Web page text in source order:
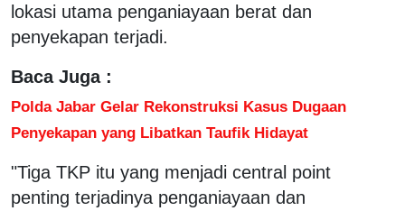
lokasi utama penganiayaan berat dan
penyekapan terjadi.
Baca Juga :
Polda Jabar Gelar Rekonstruksi Kasus Dugaan
Penyekapan yang Libatkan Taufik Hidayat
"Tiga TKP itu yang menjadi central point
penting terjadinya penganiayaan dan